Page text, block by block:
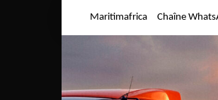
Maritimafrica Chaîne